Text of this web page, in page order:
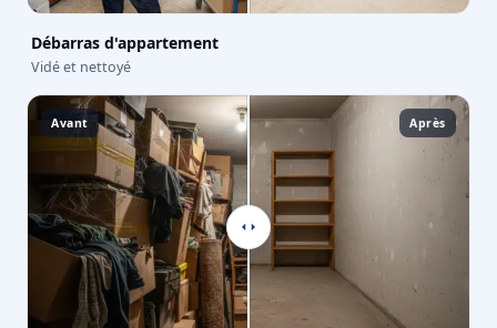
Débarras d'appartement
Vidé et nettoyé
Avant Après